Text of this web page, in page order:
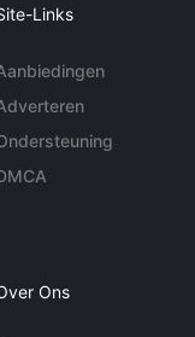
Links
Ons